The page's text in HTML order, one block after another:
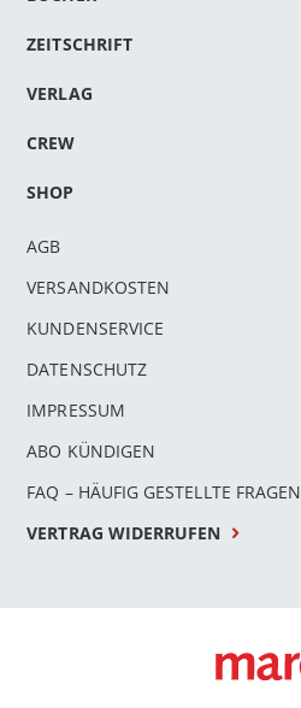
ZEITSCHRIFT
VERLAG
CREW
SHOP
AGB
VERSANDKOSTEN
KUNDENSERVICE
DATENSCHUTZ
IMPRESSUM
ABO KÜNDIGEN
FAQ – HÄUFIG GESTELLTE FRAGEN
VERTRAG WIDERRUFEN